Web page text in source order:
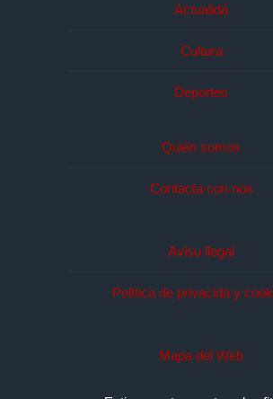
Actualidá
Cultura
Deportes
Quién somos
Contacta con nos
Avisu llegal
Política de privacidá y
Mapa del Web